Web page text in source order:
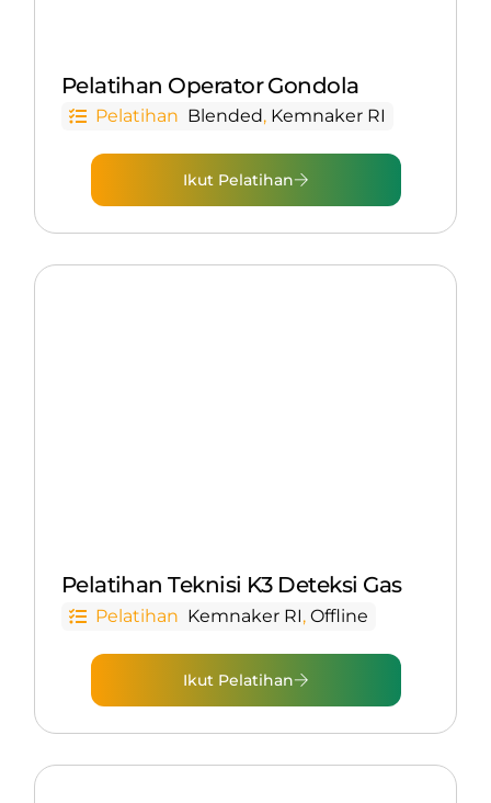
Pelatihan Operator Gondola
Pelatihan Blended, Kemnaker RI
Ikut Pelatihan
Pelatihan Teknisi K3 Deteksi Gas
Pelatihan Kemnaker RI, Offline
Ikut Pelatihan